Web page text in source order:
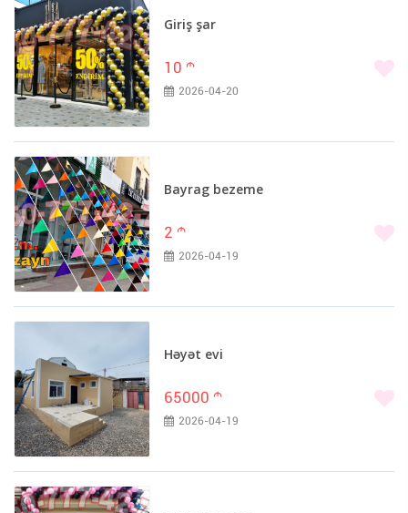
Giriş şar
10 m
2026-04-20
Bayrag bezeme
2 m
2026-04-19
Həyət evi
65000 m
2026-04-19